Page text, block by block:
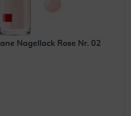
Nagellack Rose Nr. 02